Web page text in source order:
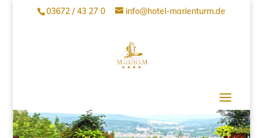
03672 / 43 27 0 info@hotel-marienturm.de